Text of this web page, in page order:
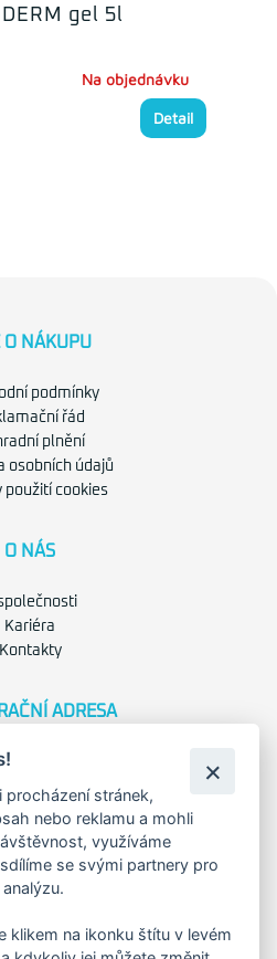
gel 5l
Na objednávku
Detail
O NÁKUPU
podmínky
řád
plnění
osobních údajů
použití cookies
O NÁS
Kariéra
Kontakty
ADRESA
1394/12
28404009
CZ28404009
A SKLAD
procházení stránek,
nebo reklamu a mohli
využíváme
se svými partnery pro
klikem na ikonku štítu v levém